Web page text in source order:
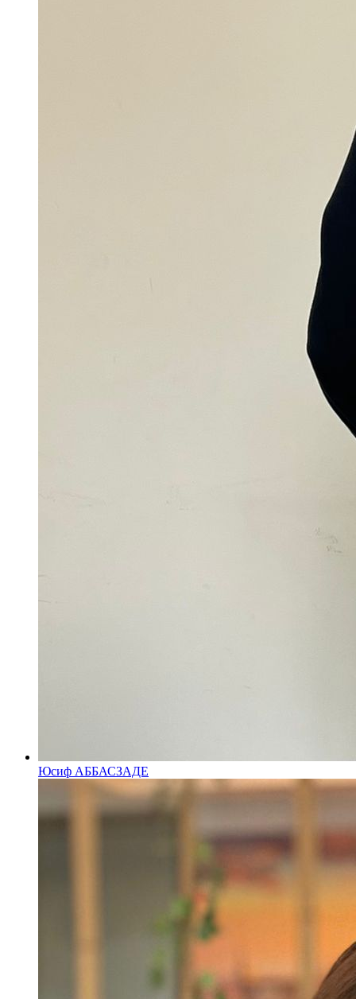
Юсиф АББАСЗАДЕ